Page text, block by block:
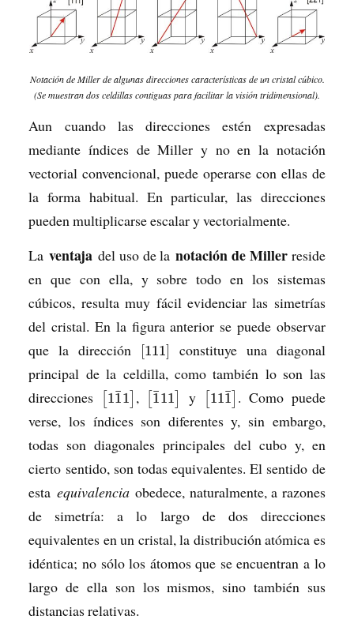
Notación de Miller de algunas direcciones características de un cristal cúbico.
(Se muestran dos celdillas contiguas para facilitar la visión tridimensional).
Aun cuando las direcciones estén expresadas
mediante índices de Miller y no en la notación
vectorial convencional, puede operarse con ellas de
la forma habitual. En particular, las direcciones
pueden multiplicarse escalar y vectorialmente.
Laventajadel uso de lanotación de Millerreside
en que con ella, y sobre todo en los sistemas
cúbicos, resulta muy fácil evidenciar las simetrías
del cristal. En la figura anterior se puede observar
que la dirección
[111]
constituye una diagonal
principal de la celdilla, como también lo son las
direcciones
11
¯1 , 1
¯11 y 111
¯ . Como puede
verse, los índices son diferentes y, sin embargo,
todas son diagonales principales del cubo y, en
cierto sentido, son todas equivalentes. El sentido de
esta equivalenciaobedece, naturalmente, a razones
de simetría: a lo largo de dos direcciones
equivalentes en un cristal, la distribución atómica es
idéntica; no sólo los átomos que se encuentran a lo
largo de ella son los mismos, sino también sus
distancias relativas.